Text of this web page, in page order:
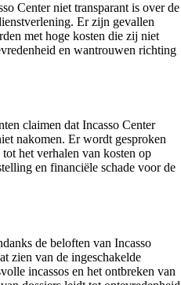
Center niet transparant is over de
Er zijn gevallen
met hoge kosten die zij niet
en wantrouwen richting
claimen dat Incasso Center
nakomen. Er wordt gesproken
het verhalen van kosten op
en financiële schade voor de
de beloften van Incasso
zien van de ingeschakelde
incassos en het ontbreken van